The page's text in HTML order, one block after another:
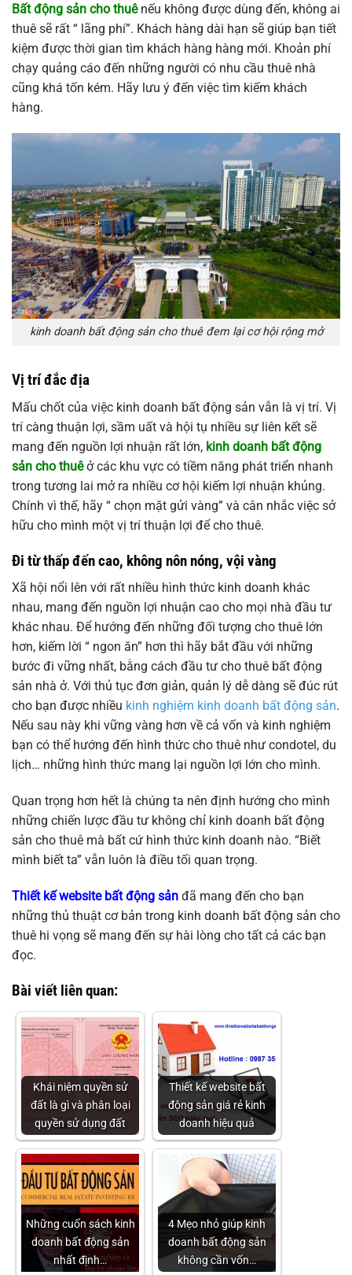
Bất động sản cho thuênếu không được dùng đến, không ai
thuê sẽ rất “ lãng phí”. Khách hàng dài hạn sẽ giúp bạn tiết
kiệm được thời gian tìm khách hàng hàng mới. Khoản phí
chạy quảng cáo đến những người có nhu cầu thuê nhà
cũng khá tốn kém. Hãy lưu ý đến việc tìm kiếm khách
hàng.
kinh doanh bất động sản cho thuê đem lại cơ hội rộng mở
Vị trí đắc địa
Mấu chốt của việc kinh doanh bất động sản vẫn là vị trí. Vị
trí càng thuận lợi, sầm uất và hội tụ nhiều sự liên kết sẽ
mang đến nguồn lợi nhuận rất lớn, kinh doanh bất động
sản cho thuêở các khu vực có tiềm năng phát triển nhanh
trong tương lai mở ra nhiều cơ hội kiếm lợi nhuận khủng.
Chính vì thế, hãy “ chọn mặt gửi vàng” và cân nhắc việc sở
hữu cho mình một vị trí thuận lợi để cho thuê.
Đi từ thấp đến cao, không nôn nóng, vội vàng
Xã hội nổi lên với rất nhiều hình thức kinh doanh khác
nhau, mang đến nguồn lợi nhuận cao cho mọi nhà đầu tư
khác nhau. Để hướng đến những đối tượng cho thuê lớn
hơn, kiếm lời “ ngon ăn” hơn thì hãy bắt đầu với những
bước đi vững nhất, bằng cách đầu tư cho thuê bất động
sản nhà ở. Với thủ tục đơn giản, quản lý dễ dàng sẽ đúc rút
cho bạn được nhiều kinh nghiệm kinh doanh bất động sản.
Nếu sau này khi vững vàng hơn về cả vốn và kinh nghiệm
bạn có thể hướng đến hình thức cho thuê như condotel, du
lịch… những hình thức mang lại nguồn lợi lớn cho mình.
Quan trọng hơn hết là chúng ta nên định hướng cho mình
những chiến lược đầu tư không chỉ kinh doanh bất động
sản cho thuê mà bất cứ hình thức kinh doanh nào. “Biết
mình biết ta” vẫn luôn là điều tối quan trọng.
Thiết kế website bất động sản đã mang đến cho bạn
những thủ thuật cơ bản trong kinh doanh bất động sản cho
thuê hi vọng sẽ mang đến sự hài lòng cho tất cả các bạn
đọc.
Bài viết liên quan:
Khái niệm quyền sử
đất là gì và phân loại
quyền sử dụng đất
Thiết kế website bất
động sản giá rẻ kinh
doanh hiệu quả
Những cuốn sách kinh
doanh bất động sản
nhất định…
4 Mẹo nhỏ giúp kinh
doanh bất động sản
không cần vốn…